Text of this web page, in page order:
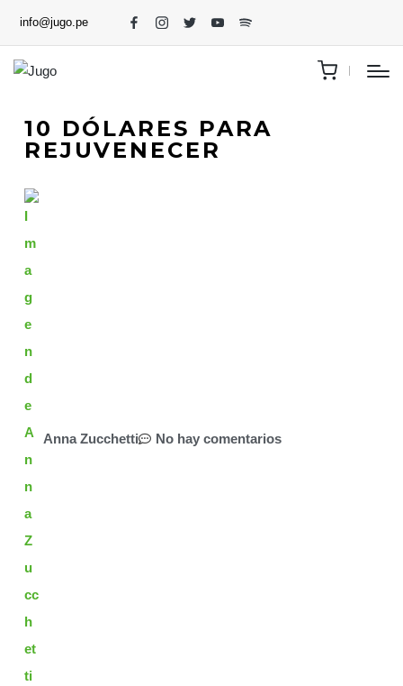
info@jugo.pe
10 DÓLARES PARA
REJUVENECER
Anna Zucchetti No hay comentarios